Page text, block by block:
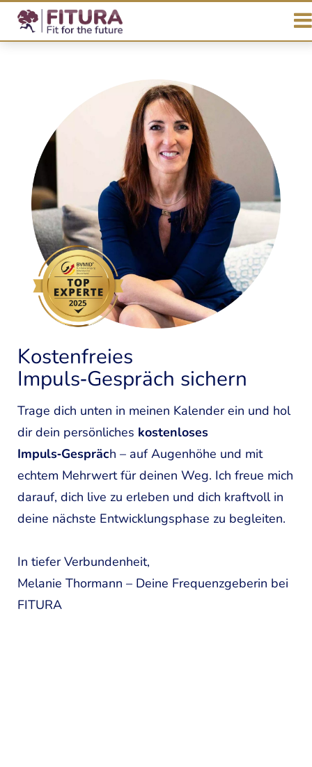
Kostenfreies
Impuls‑Gespräch sichern
Trage dich unten in meinen Kalender ein und hol
dir dein persönliches kostenloses
Impuls‑Gespräch – auf Augenhöhe und mit
echtem Mehrwert für deinen Weg. Ich freue mich
darauf, dich live zu erleben und dich kraftvoll in
deine nächste Entwicklungsphase zu begleiten.
In tiefer Verbundenheit,
Melanie Thormann – Deine Frequenzgeberin bei
FITURA